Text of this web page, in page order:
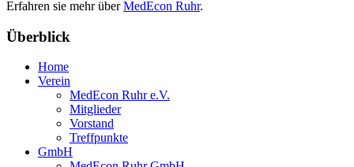
Erfahren sie mehr überMedEcon Ruhr.
Überblick
Home
Verein
MedEcon Ruhr e.V.
Mitglieder
Vorstand
Treffpunkte
GmbH